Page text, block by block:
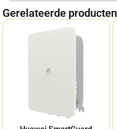
Gerelateerde producten